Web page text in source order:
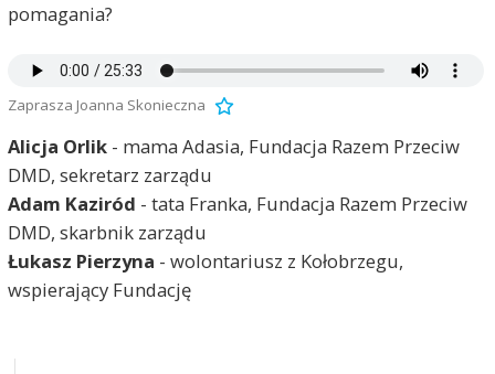
pomagania?
Zaprasza Joanna Skonieczna
Alicja Orlik - mama Adasia, Fundacja Razem Przeciw
DMD, sekretarz zarządu
Adam Kaziród - tata Franka, Fundacja Razem Przeciw
DMD, skarbnik zarządu
Łukasz Pierzyna - wolontariusz z Kołobrzegu,
wspierający Fundację